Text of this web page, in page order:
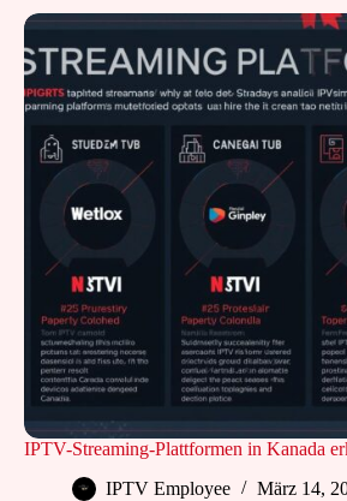
IPTV-Streaming-Plattformen in Kanada
IPTV Employee
März 14,